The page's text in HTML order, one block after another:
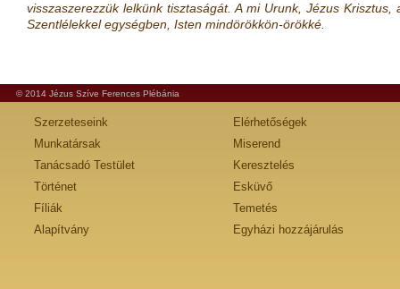
visszaszerezzük lelkünk tisztaságát. A mi Urunk, Jézus
Szentlélekkel egységben, Isten mindörökkön-örökké.
© 2014 Jézus Szíve Ferences Plébánia
Szerzeteseink
Munkatársak
Tanácsadó Testület
Történet
Fíliák
Alapítvány
Elérhetőségek
Miserend
Keresztelés
Esküvő
Temetés
Egyházi hozzájárulás